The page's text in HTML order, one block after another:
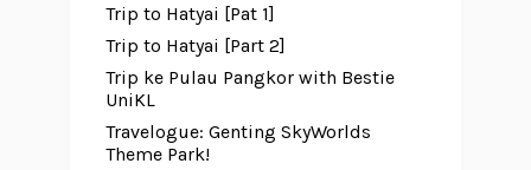
Trip to Hatyai [Pat 1]
Trip to Hatyai [Part 2]
Trip ke Pulau Pangkor with Bestie
UniKL
Travelogue: Genting SkyWorlds
Theme Park!